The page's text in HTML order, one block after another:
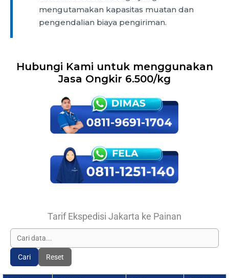
mengutamakan kapasitas muatan dan
pengendalian biaya pengiriman.
Hubungi Kami untuk menggunakan
Jasa Ongkir 6.500/kg
Tarif Ekspedisi Jakarta ke Painan
Cari Reset